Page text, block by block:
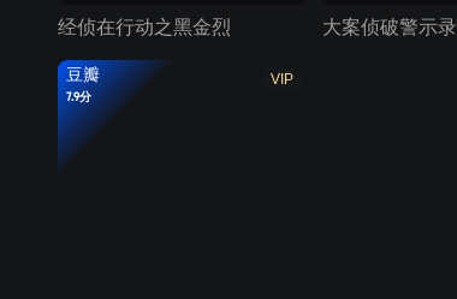
经侦在行动之黑金烈 大案侦破警示录
VIP
豆瓣
7.9分